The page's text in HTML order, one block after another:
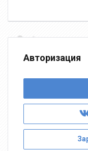
Авторизация